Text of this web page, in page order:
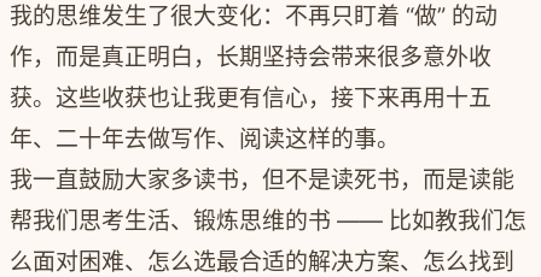
我的思维发生了很大变化： 不再只盯着 “做” 的动
作，而是真正明白，长期坚持会带来很多意外收
获。 这些收获也让我更有信心，接下来再用十五
年、二十年去做写作、阅读这样的事。
我一直鼓励大家多读书，但不是读死书，而是读能
帮我们思考生活、锻炼思维的书 —— 比如教我们怎
么面对困难、怎么选最合适的解决方案、怎么找到